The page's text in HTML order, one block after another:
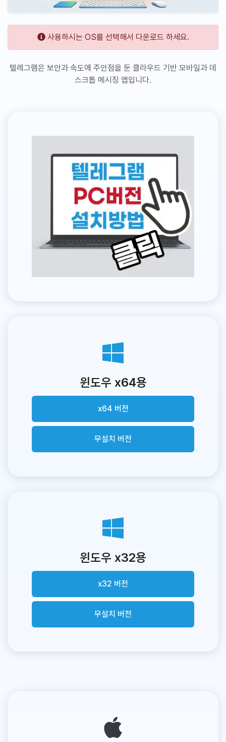
사용하시는 OS를 선택해서 다운로드 하세요.
텔레그램은 보안과 속도에 주안점을 둔 클라우드 기반 모바일과 데
스크톱 메시징 앱입니다.
윈도우 x64용
x64 버전
무설치 버전
윈도우 x32용
x32 버전
무설치 버전